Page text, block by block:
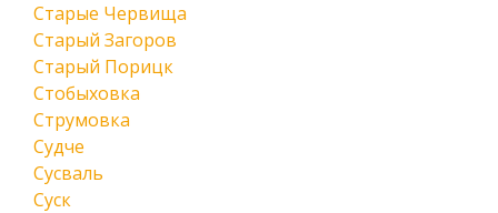
Старые Червища
Старый Загоров
Старый Порицк
Стобыховка
Струмовка
Судче
Сусваль
Суск